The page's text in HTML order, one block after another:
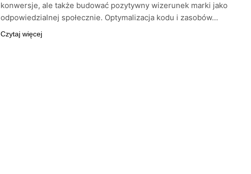
konwersje, ale także budować pozytywny wizerunek marki jako
odpowiedzialnej społecznie. Optymalizacja kodu i zasobów…
Czytaj więcej